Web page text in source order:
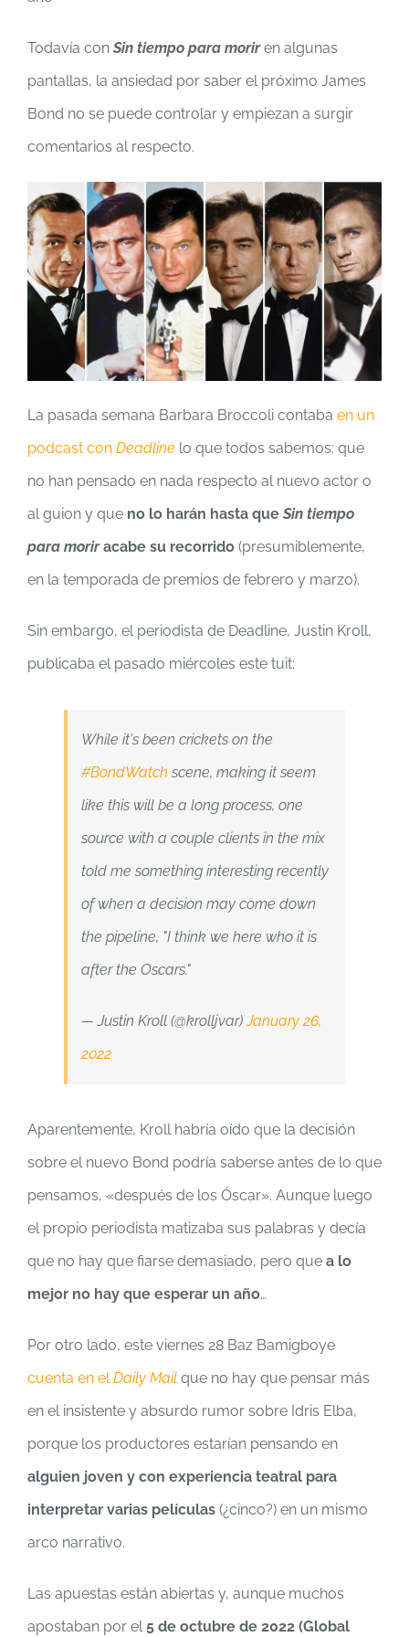
Todavía con Sin tiempo para morir en algunas
pantallas, la ansiedad por saber el próximo James
Bond no se puede controlar y empiezan a surgir
comentarios al respecto.
La pasada semana Barbara Broccoli contaba en un
podcast con Deadline lo que todos sabemos: que
no han pensado en nada respecto al nuevo actor o
al guion y que no lo harán hasta que Sin tiempo
para moriracabe su recorrido (presumiblemente,
en la temporada de premios de febrero y marzo).
Sin embargo, el periodista de Deadline, Justin Kroll,
publicaba el pasado miércoles este tuit:
While it's been crickets on the
#BondWatch scene, making it seem
like this will be a long process, one
source with a couple clients in the mix
told me something interesting recently
of when a decision may come down
the pipeline, "I think we here who it is
after the Oscars."
— Justin Kroll (@krolljvar)January 26,
2022
Aparentemente, Kroll habría oído que la decisión
sobre el nuevo Bond podría saberse antes de lo que
pensamos, «después de los Óscar». Aunque luego
el propio periodista matizaba sus palabras y decía
que no hay que fiarse demasiado, pero que a lo
mejor no hay que esperar un año…
Por otro lado, este viernes 28 Baz Bamigboye
cuenta en elDaily Mail que no hay que pensar más
en el insistente y absurdo rumor sobre Idris Elba,
porque los productores estarían pensando en
alguien joven y con experiencia teatral para
interpretar varias películas (¿cinco?) en un mismo
arco narrativo.
Las apuestas están abiertas y, aunque muchos
apostaban por el 5 de octubre de 2022 (Global